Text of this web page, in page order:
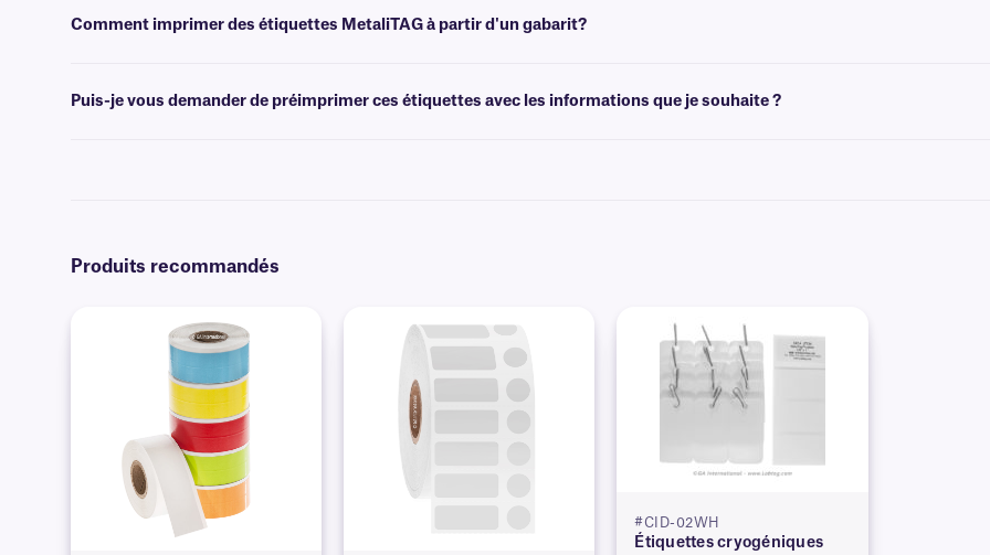
Comment imprimer des étiquettes MetaliTAG à partir d'un gabarit?
Puis-je vous demander de préimprimer ces étiquettes avec les informations que je souhaite ?
Produits recommandés
#CID-02WH
Étiquettes cryogéniques